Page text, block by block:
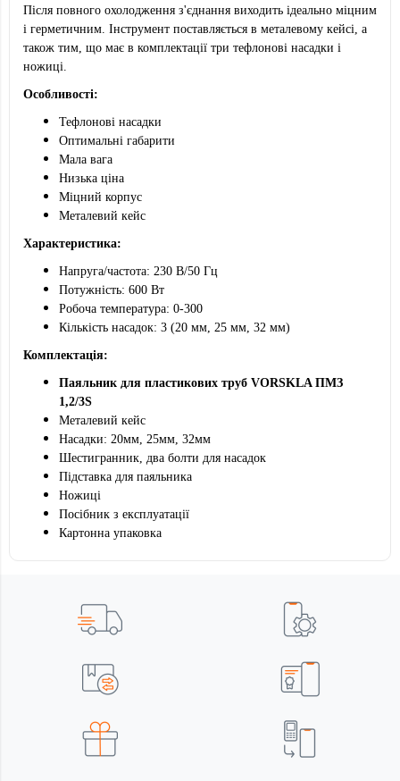
Після повного охолодження з'єднання виходить ідеально міцним
і герметичним. Інструмент поставляється в металевому кейсі, а
також тим, що має в комплектації три тефлонові насадки і
ножиці.
Особливості:
Тефлонові насадки
Оптимальні габарити
Мала вага
Низька ціна
Міцний корпус
Металевий кейс
Характеристика:
Напруга/частота: 230 В/50 Гц
Потужність: 600 Вт
Робоча температура: 0-300
Кількість насадок: 3 (20 мм, 25 мм, 32 мм)
Комплектація:
Паяльник для пластикових труб VORSKLA ПМЗ
1,2/3S
Металевий кейс
Насадки: 20мм, 25мм, 32мм
Шестигранник, два болти для насадок
Підставка для паяльника
Ножиці
Посібник з експлуатації
Картонна упаковка